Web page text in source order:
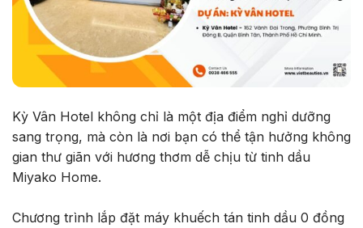
Kỳ Vân Hotel không chỉ là một địa điểm nghỉ dưỡng
sang trọng, mà còn là nơi bạn có thể tận hưởng không
gian thư giãn với hương thơm dễ chịu từ tinh dầu
Miyako Home.
Chương trình lắp đặt máy khuếch tán tinh dầu 0 đồng